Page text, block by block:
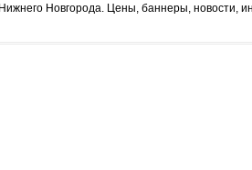
Новгорода. Цены, баннеры, новости,